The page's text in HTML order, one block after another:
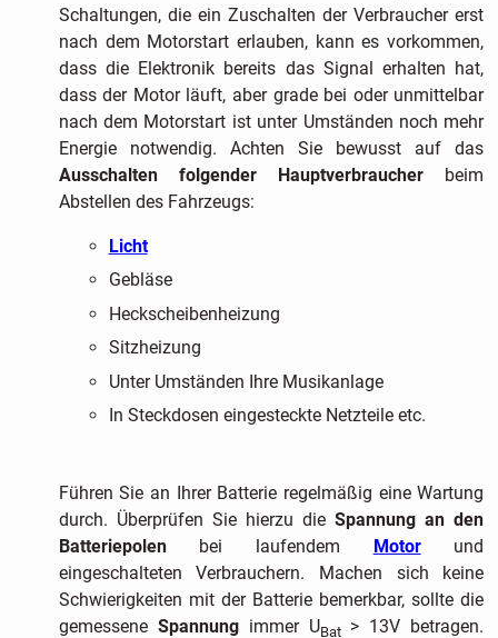
Schaltungen, die ein Zuschalten der Verbraucher erst
nach dem Motorstart erlauben, kann es vorkommen,
dass die Elektronik bereits das Signal erhalten hat,
dass der Motor läuft, aber grade bei oder unmittelbar
nach dem Motorstart ist unter Umständen noch mehr
Energie notwendig. Achten Sie bewusst auf das
Ausschalten folgender Hauptverbraucher beim
Abstellen des Fahrzeugs:
Licht
Gebläse
Heckscheibenheizung
Sitzheizung
Unter Umständen Ihre Musikanlage
In Steckdosen eingesteckte Netzteile etc.
Führen Sie an Ihrer Batterie regelmäßig eine Wartung
durch. Überprüfen Sie hierzu dieSpannung an den
Batteriepolenbei laufendem Motorund
eingeschalteten Verbrauchern. Machen sich keine
Schwierigkeiten mit der Batterie bemerkbar, sollte die
gemessene Spannungimmer UBat> 13V betragen.